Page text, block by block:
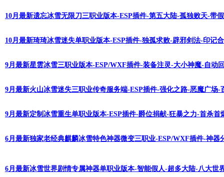
10月最新遗忘冰雪无限刀三职业版本-ESP插件-第五大陆-孤独败天-带
10月最新琦琦冰雪迷失单职业版本-ESP插件-独孤求败-辟邪剑法-印记
9月最新星雲冰雪三职业版本-ESP/WXF插件-装备注灵-大小神魔-自动
9月最新火山冰雪迷失三职业传奇服务端-ESP插件-强化之路-恶魔广场
9月最新定制冰雪重生单职业版本-ESP插件-爵位捐献-狂暴之力-首杀
6月最新独家老经典麒麟冰雪特色神器微变三职业-ESP/WXF插件-神
6月最新冰雪世界剧情专属神器单职业版本-智能假人-超多大陆-八大世